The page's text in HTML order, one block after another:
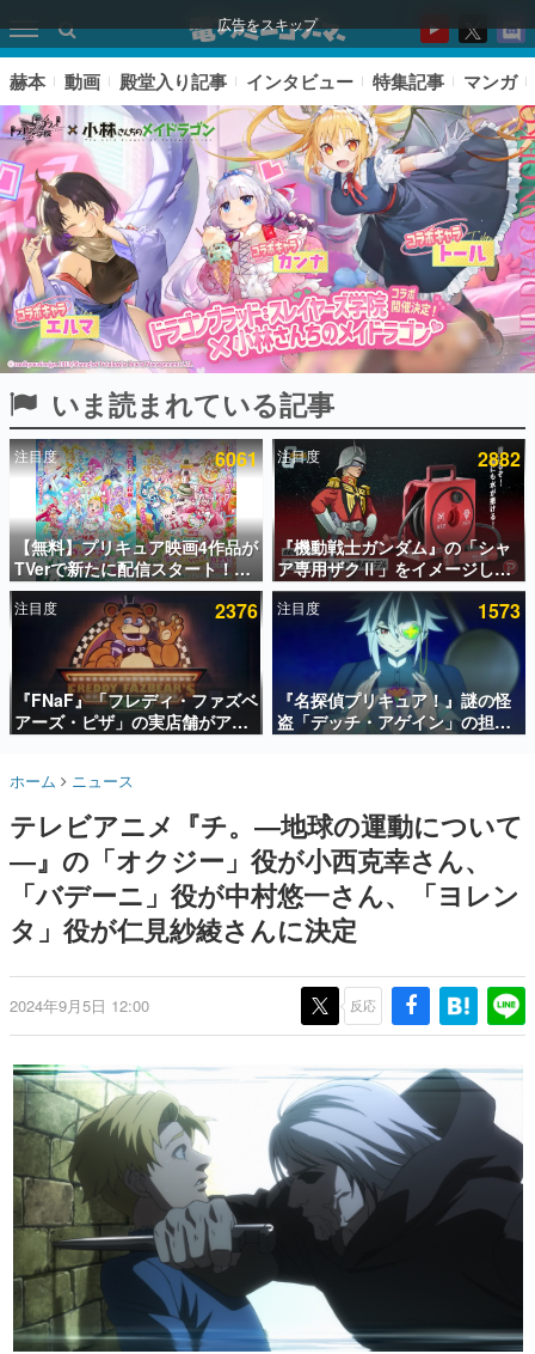
広告をスキップ
ピックアップ
電ファミのいま読まれている記事ランキング
アプリセール情報
インタビュー
連載・特集一覧
殿堂入り記事
SNS拡散数が数千以上！ ページビュー数万以上！ などな
ど。多くの人々に読まれた、電ファミ渾身の“殿堂入り”記
事をまとめました。
名作ゲームクリエイターの方々に製作時のエピソードをお
きます。
赫本
この物語を解いてはいけない。『赫本』は、〈試験問題〉
の形をした短編ホラー小説集です。
これからのデジタルゲーム市場を担う若きクリエイター達
の姿を追い、彼らのルーツと情熱を探っていきます。
ゲームに多大な影響を受けた作家さんに取材し、ゲームが
日本のコンテンツ産業やカルチャーに与えた影響を探る企
画です。
日本モバイルゲーム産業史
日本のモバイルゲーム史における主要なトピック・タイト
ルを網羅するほか、開発者へのインタビューや識者による
解説を掲載。約20年の歴史が一望できる決定版！
若ゲのいたり〜ゲームクリエイターの青春〜
『うつヌケ』『ペンと箸』等で知られるマンガ家・田中圭
一先生によるゲーム業界レポートマンガです。
なんでゲームは面白い？
赫本 動画 殿堂入り記事 インタビュー 特集記事 マンガ
いま読まれている記事
注目度 6061
【無料】プリキュア映画4作品が
TVerで新たに配信スタート！な
んと2018年～2024年の映画ほぼ
すべてが見放題に、ぶっちゃけ
ありえないラインナップ
注目度 2882
『機動戦士ガンダム』の「シャ
ア専用ザクⅡ」をイメージした
散水ホースリールが予約開始。
本体にはシャアのパーソナルマ
ークやジオン公国軍のエンブレ
ム、型式番号などを配置
注目度 2376
『FNaF』「フレディ・ファズベ
アーズ・ピザ」の実店舗がアメ
リカの商業施設「American
ScottGamesとの共同開発、食
没入型のホラー体験も楽しめる
注目度 1573
『名探偵プリキュア！』謎の怪
盗「デッチ・アゲイン」の担当
キャストは天﨑滉平さんと判
ホーム ニュース
テレビアニメ『チ。―地球の運動について
―』の「オクジー」役が小西克幸さん、
「バデーニ」役が中村悠一さん、「ヨレン
タ」役が仁見紗綾さんに決定
2024年9月5日 12:00 反応